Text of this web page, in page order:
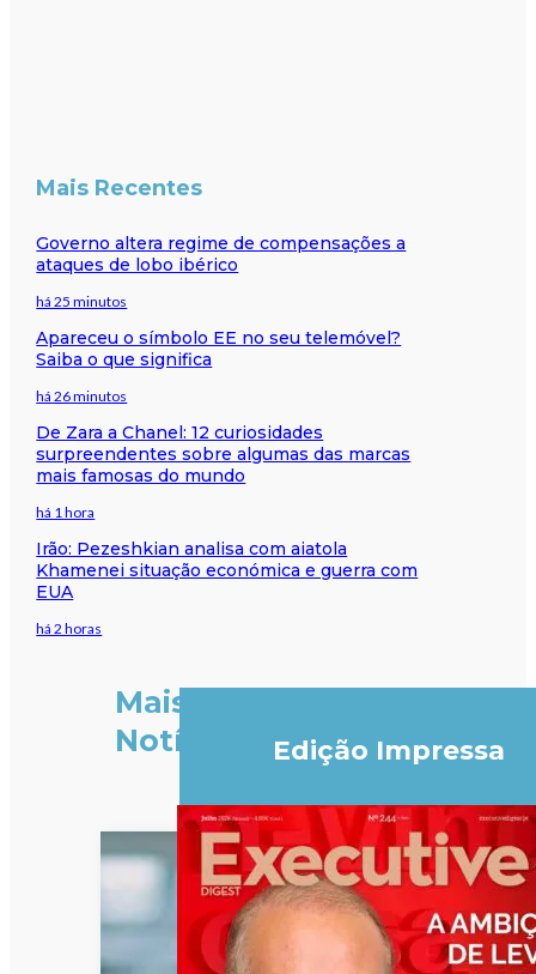
Mais Recentes
Governo altera regime de compensações a
ataques de lobo ibérico
há 25 minutos
Apareceu o símbolo EE no seu telemóvel?
Saiba o que significa
há 26 minutos
De Zara a Chanel: 12 curiosidades
surpreendentes sobre algumas das marcas
mais famosas do mundo
há 1 hora
Irão: Pezeshkian analisa com aiatola
Khamenei situação económica e guerra com
EUA
há 2 horas
Mais
Notícias
Edição Impressa